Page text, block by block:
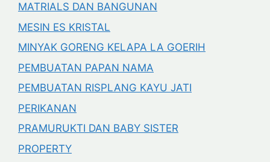
MATRIALS DAN BANGUNAN
MESIN ES KRISTAL
MINYAK GORENG KELAPA LA GOERIH
PEMBUATAN PAPAN NAMA
PEMBUATAN RISPLANG KAYU JATI
PERIKANAN
PRAMURUKTI DAN BABY SISTER
PROPERTY